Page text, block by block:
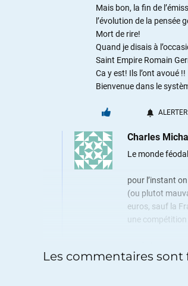
Mais bon, la fin de
l’évolution de la pensée
Mort de rire!
Quand je disais à
Saint Empire Romain
Ca y est! Ils l’ont avoué !!
Bienvenue dans le
ALERTER
Charles
Le monde
pour l’instant
(ou plutot
euros, sauf la
une compétition
mondial.
Les commentaires sont